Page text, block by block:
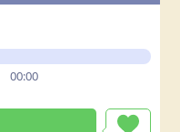
00:00